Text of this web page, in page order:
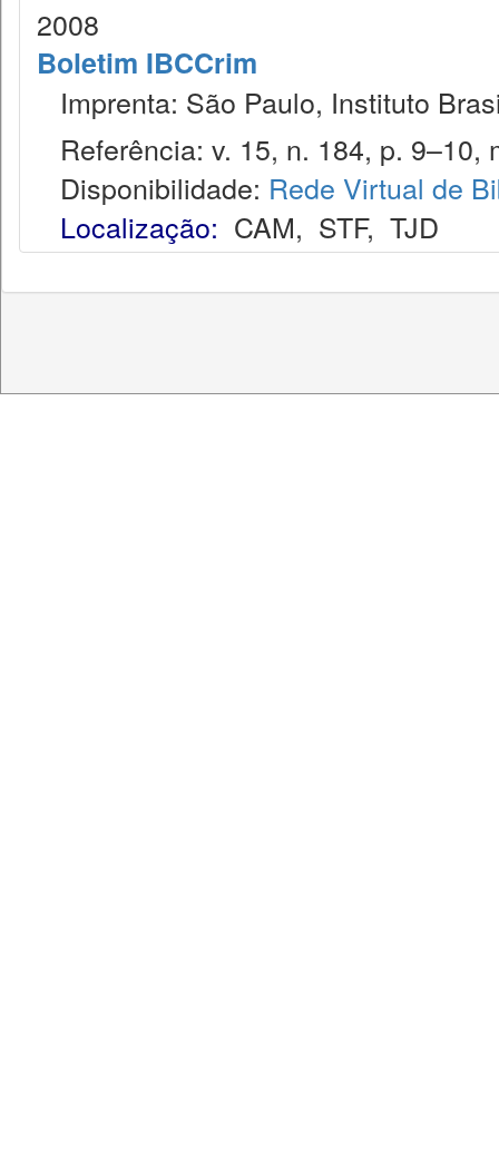
2008
Boletim IBCCrim
Imprenta: São Paulo, Instituto
Referência: v. 15, n. 184, p. 9–10,
Disponibilidade: Rede Virtual de
Localização: CAM, STF, TJD